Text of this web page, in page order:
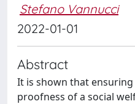
Stefano Vannucci
2022-01-01
Abstract
It is shown that
proofness of a social